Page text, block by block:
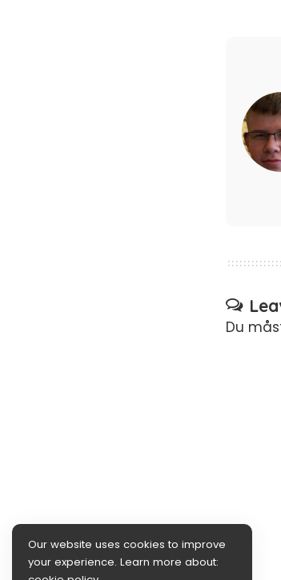
Du
Our website uses cookies to improve
your experience. Learn more about: